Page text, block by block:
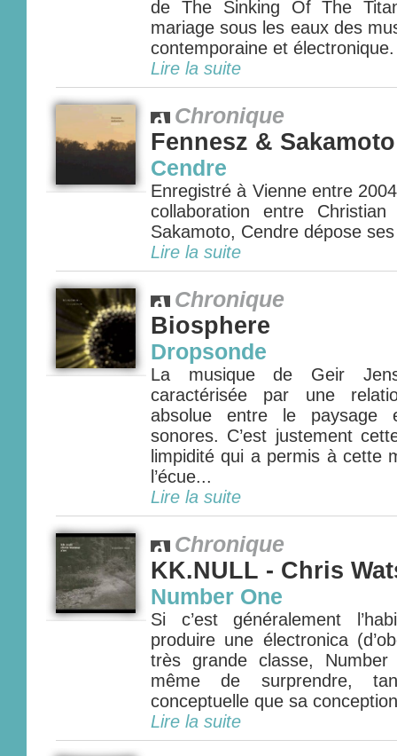
de The Sinking Of The
mariage sous les eaux des
contemporaine et
Lire la suite
Chronique
Fennesz & Sakamoto
Cendre
Enregistré à Vienne entre
collaboration entre
Sakamoto, Cendre dépose
Lire la suite
Chronique
Biosphere
Dropsonde
La musique de Geir
caractérisée par une
absolue entre le paysage
sonores. C’est justement
limpidité qui a permis à cette
l’écue...
Lire la suite
Chronique
KK.NULL - Chris
Number One
Si c’est généralement
produire une électronica
très grande classe,
même de surprendre,
conceptuelle que sa
Lire la suite